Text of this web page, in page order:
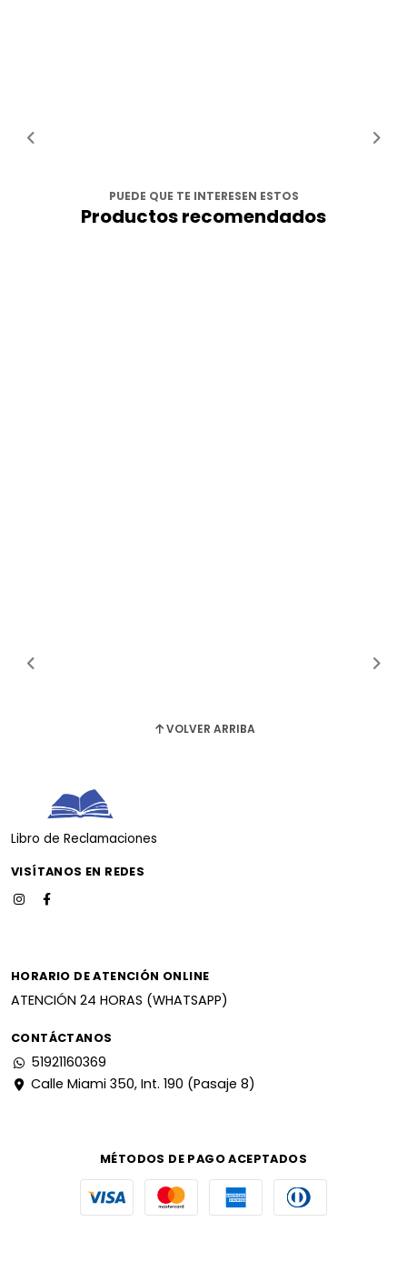
PUEDE QUE TE INTERESEN ESTOS
Productos recomendados
VOLVER ARRIBA
Libro de Reclamaciones
VISÍTANOS EN REDES
HORARIO DE ATENCIÓN ONLINE
ATENCIÓN 24 HORAS (WHATSAPP)
CONTÁCTANOS
51921160369
Calle Miami 350, Int. 190 (Pasaje 8)
MÉTODOS DE PAGO ACEPTADOS